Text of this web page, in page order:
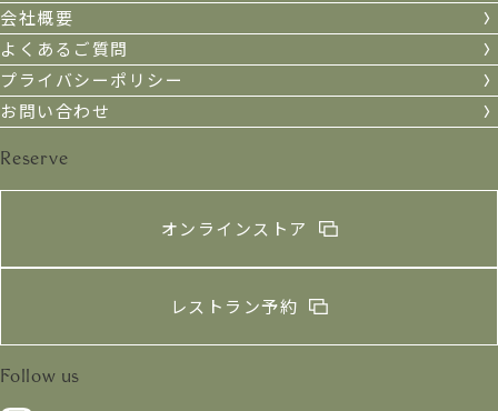
会社概要
よくあるご質問
プライバシーポリシー
お問い合わせ
Reserve
オンラインストア
レストラン予約
Follow us